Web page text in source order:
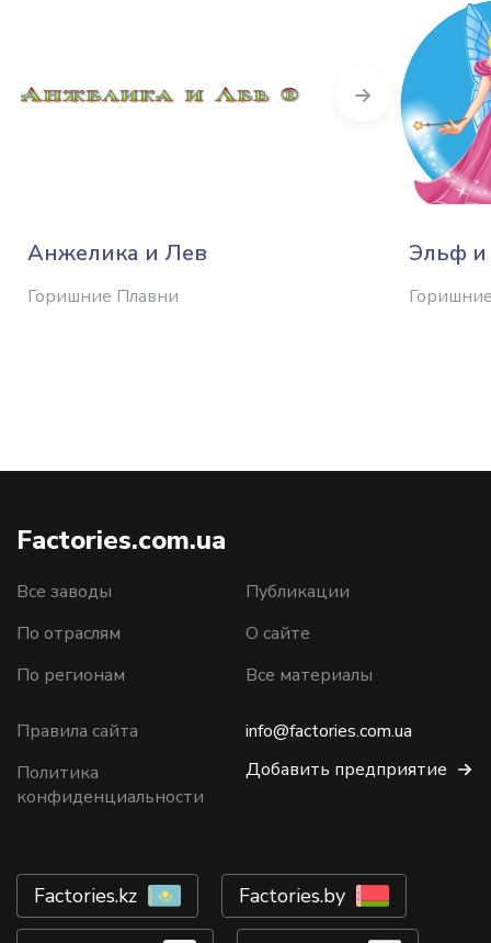
Анжелика и Лев
Горишние Плавни
Эльф
Next
Factories.com.ua
Все заводы
По отраслям
По регионам
Публикации
О сайте
Все материалы
Правила сайта
Политика
конфиденциальности
info@factories.com.ua
Добавить предприятие
Factories.kz Factories.by